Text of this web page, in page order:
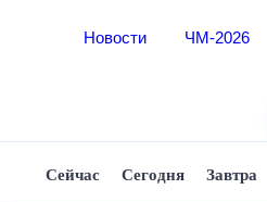
Новости ЧМ-2026
Сейчас Сегодня Завтра